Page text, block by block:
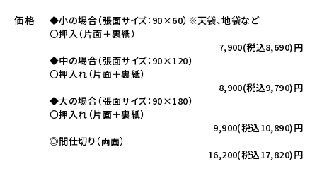
価格
◆小の場合（張面サイズ：90×60）※天袋、地袋など
〇押入（片面＋裏紙）
7,900(税込8,690)円
◆中の場合（張面サイズ：90×120）
〇押入れ（片面＋裏紙）
8,900(税込9,790)円
◆大の場合（張面サイズ：90×180）
〇押入れ（片面＋裏紙）
9,900(税込10,890)円
◎間仕切り（両面）
16,200(税込17,820)円